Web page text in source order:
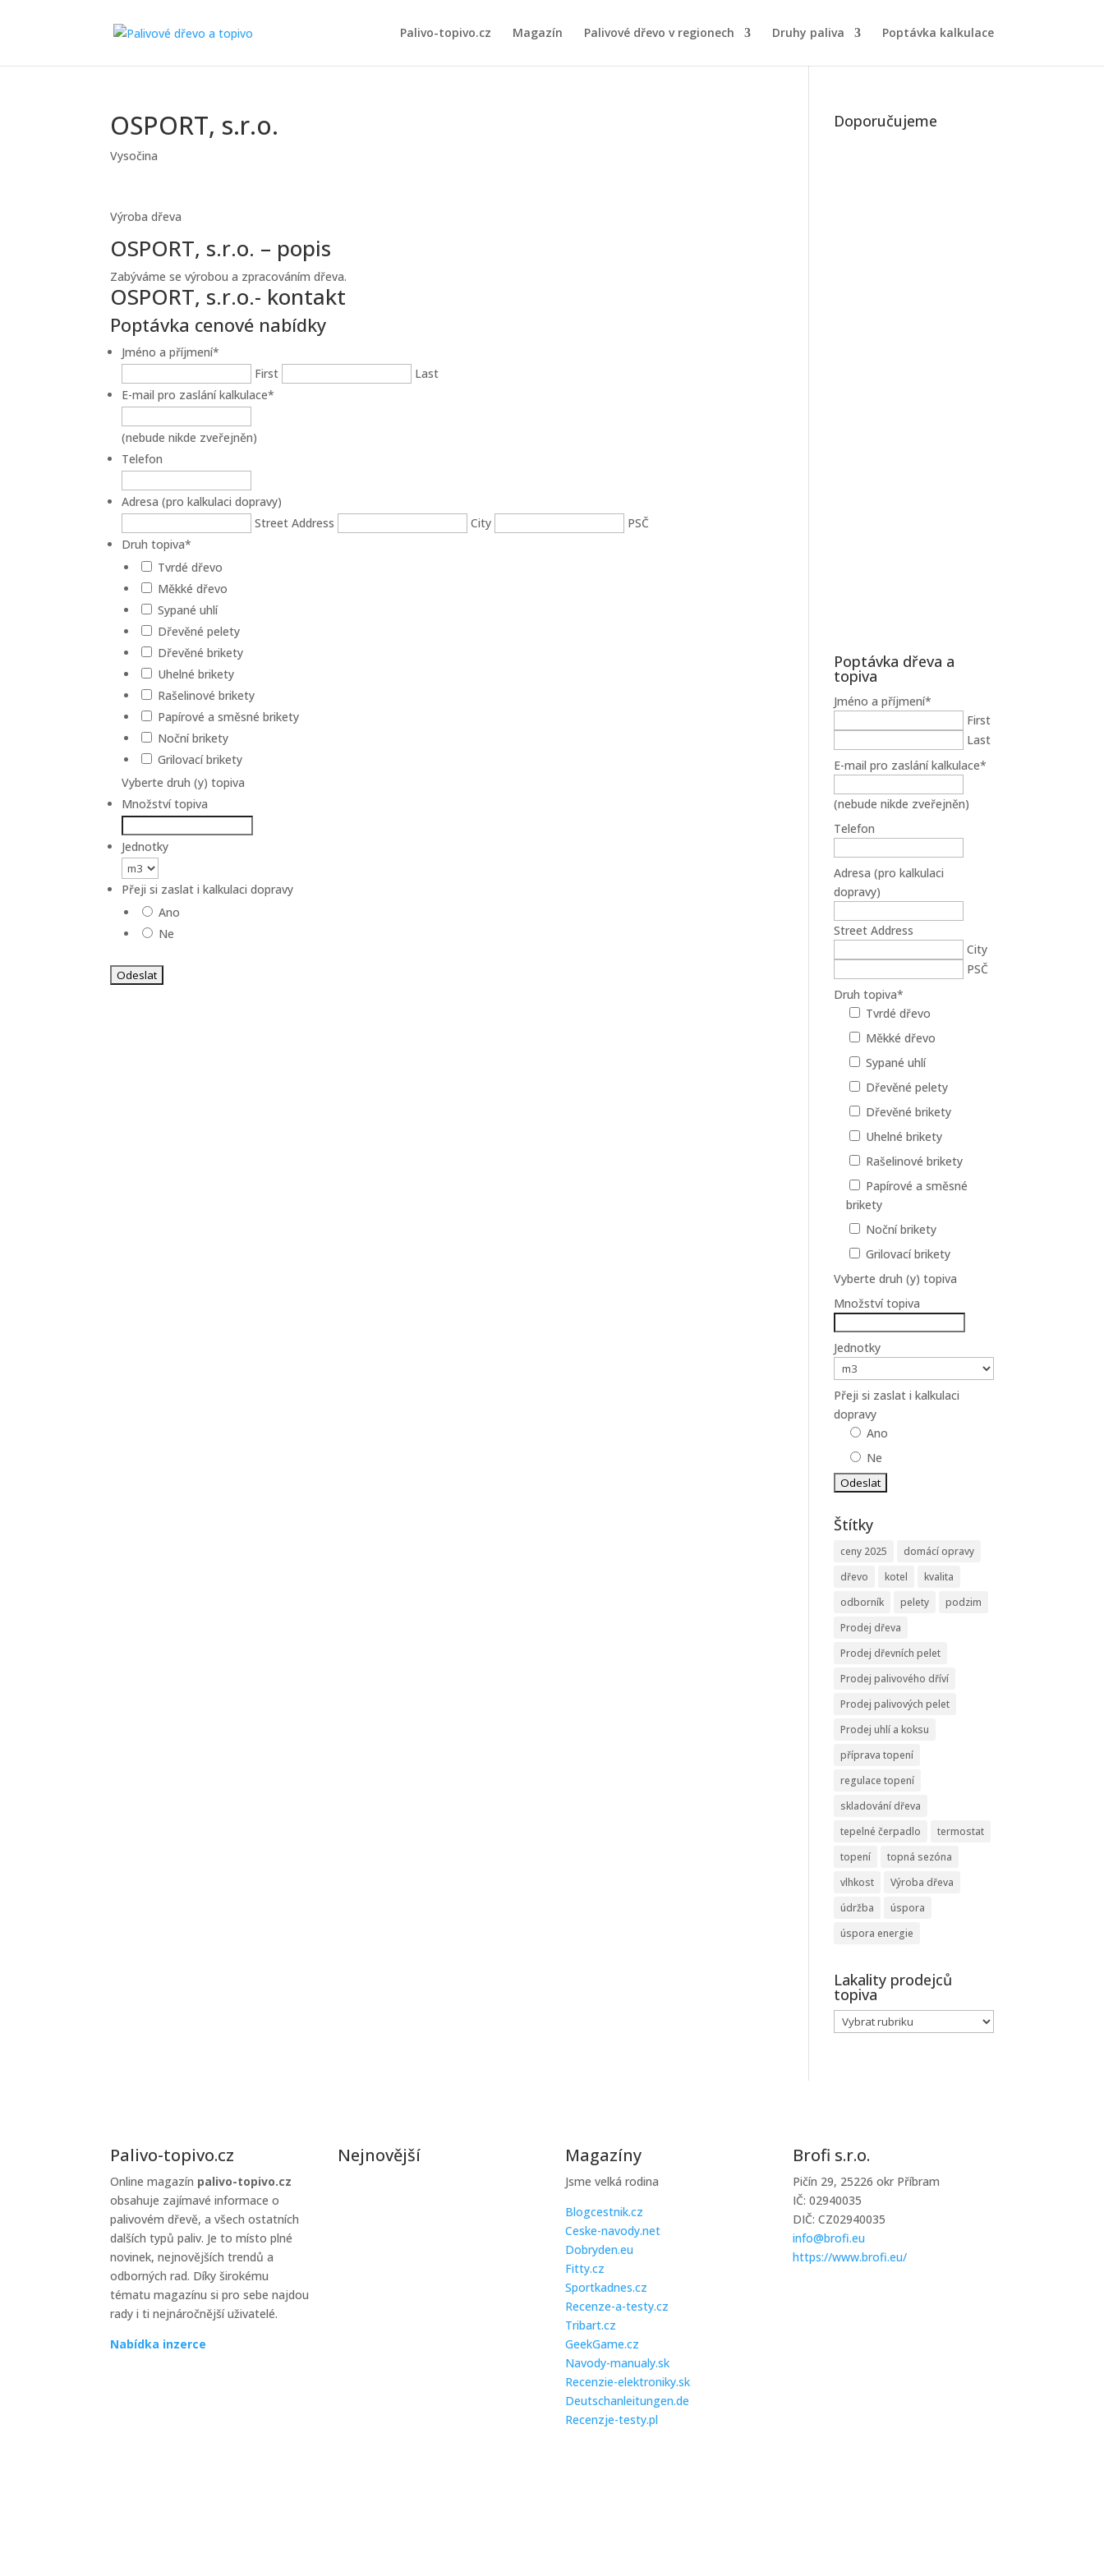
Palivo-topivo.cz Magazín Palivové dřevo v regionech Druhy paliva Poptávka kalkulace
OSPORT, s.r.o.
Vysočina
Výroba dřeva
OSPORT, s.r.o. – popis
Zabýváme se výrobou a zpracováním dřeva.
OSPORT, s.r.o.- kontakt
Poptávka cenové nabídky
Jméno a příjmení*
First
Last
E-mail pro zaslání kalkulace*
(nebude nikde zveřejněn)
Telefon
Adresa (pro kalkulaci dopravy)
Street Address
City
PSČ
Druh topiva*
Tvrdé dřevo
Měkké dřevo
Sypané uhlí
Dřevěné pelety
Dřevěné brikety
Uhelné brikety
Rašelinové brikety
Papírové a směsné brikety
Noční brikety
Grilovací brikety
Vyberte druh (y) topiva
Množství topiva
Jednotky
Přeji si zaslat i kalkulaci dopravy
Ano
Ne
Doporučujeme
Poptávka dřeva a
topiva
Jméno a příjmení*
First
Last
E-mail pro zaslání kalkulace*
(nebude nikde zveřejněn)
Telefon
Adresa (pro kalkulaci
dopravy)
Street Address
City
PSČ
Druh topiva*
Tvrdé dřevo
Měkké dřevo
Sypané uhlí
Dřevěné pelety
Dřevěné brikety
Uhelné brikety
Rašelinové brikety
Papírové a směsné
brikety
Noční brikety
Grilovací brikety
Vyberte druh (y) topiva
Množství topiva
Jednotky
Přeji si zaslat i kalkulaci
dopravy
Ano
Ne
Štítky
ceny 2025
domácí opravy
dřevo
kotel
kvalita
odborník
pelety
podzim
Prodej dřeva
Prodej dřevních pelet
Prodej palivového dříví
Prodej palivových pelet
Prodej uhlí a koksu
příprava topení
regulace topení
skladování dřeva
tepelné čerpadlo
termostat
topení
topná sezóna
vlhkost
Výroba dřeva
údržba
úspora
úspora energie
Lakality prodejců
topiva
Lakality
prodejců
Palivo-topivo.cz
Online magazín palivo-topivo.cz
obsahuje zajímavé informace o
palivovém dřevě, a všech ostatních
dalších typů paliv. Je to místo plné
novinek, nejnovějších trendů a
odborných rad. Díky širokému
tématu magazínu si pro sebe najdou
rady i ti nejnáročnější uživatelé.
Nabídka inzerce
Nejnovější Magazíny
Jsme velká rodina
Blogcestnik.cz
Ceske-navody.net
Dobryden.eu
Fitty.cz
Sportkadnes.cz
Recenze-a-testy.cz
Tribart.cz
GeekGame.cz
Navody-manualy.sk
Recenzie-elektroniky.sk
Deutschanleitungen.de
Recenzje-testy.pl
Brofi s.r.o.
Pičín 29, 25226 okr Příbram
IČ: 02940035
DIČ: CZ02940035
info@brofi.eu
https://www.brofi.eu/